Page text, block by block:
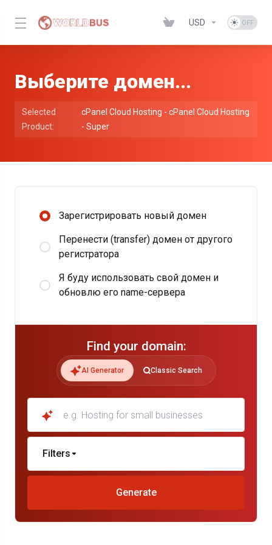
USD
Выберите домен...
Selected
Product:
cPanel Cloud Hosting - cPanel Cloud Hosting
- Super
Зарегистрировать новый домен
Перенести (transfer) домен от другого
регистратора
Я буду использовать свой домен и
обновлю его name-сервера
Find your domain:
AI Generator Classic Search
Filters
Generate